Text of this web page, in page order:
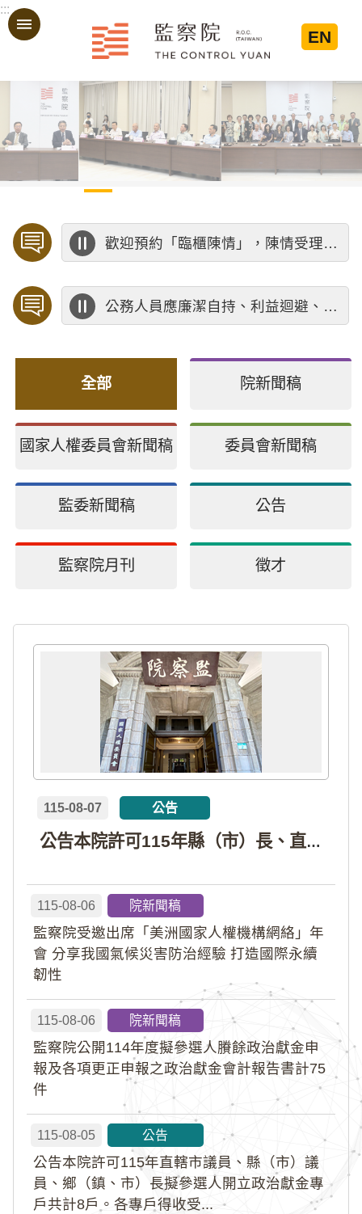
跳到主要內容區塊
:::
EN
歡迎預約「臨櫃陳情」，陳情受理中心將優先排定人員與您接談，釐清案情爭點後收案處理，以節省您的寶貴時間。
公務人員應廉潔自持、利益迴避、依法公正執行公務～考試院公務人員保障暨培訓委員會～
全部 院新聞稿
國家人權委員會新聞稿 委員會新聞稿
監委新聞稿 公告
監察院月刊 徵才
公告本院許可115年縣（市）長、直轄市議員、縣（市）議員擬參選人開立政治獻金專戶共計4戶。各專戶得收受政治獻金期間為自專戶許可設立日起至115年11月27日止，專戶名冊詳如附件。
115-08-07 公告
115-08-06 院新聞稿
監察院受邀出席「美洲國家人權機構網絡」年
會 分享我國氣候災害防治經驗 打造國際永續
韌性
115-08-06 院新聞稿
監察院公開114年度擬參選人賸餘政治獻金申
報及各項更正申報之政治獻金會計報告書計75
件
115-08-05 公告
公告本院許可115年直轄市議員、縣（市）議
員、鄉（鎮、市）長擬參選人開立政治獻金專
戶共計8戶。各專戶得收受...